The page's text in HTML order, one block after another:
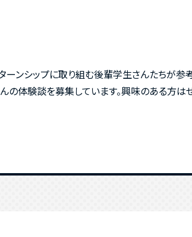
ーンシップに取り組む後輩学生さんたちが
の体験談を募集しています。興味のある方は